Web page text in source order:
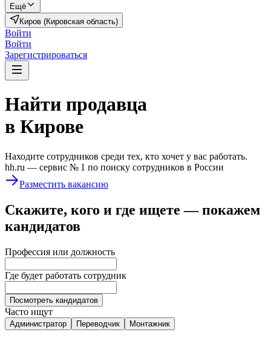
Ещё
Киров (Кировская область)
Войти
Войти
Зарегистрироваться
Найти продавца
в Кирове
Находите сотрудников среди тех, кто хочет у вас работать.
hh.ru — сервис № 1 по поиску сотрудников в России
Разместить вакансию
Скажите, кого и где ищете — покажем
кандидатов
Профессия или должность
Где будет работать сотрудник
Посмотреть кандидатов
Часто ищут
Администратор Переводчик Монтажник